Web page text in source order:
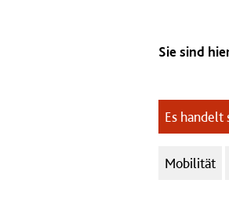
Sie sind
Es
Kategorien:
Mobilität